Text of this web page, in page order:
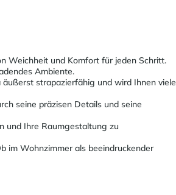
Weichheit und Komfort für jeden Schritt.
Ambiente.
strapazierfähig und wird Ihnen viele
seine präzisen Details und seine
und Ihre Raumgestaltung zu
im Wohnzimmer als beeindruckender